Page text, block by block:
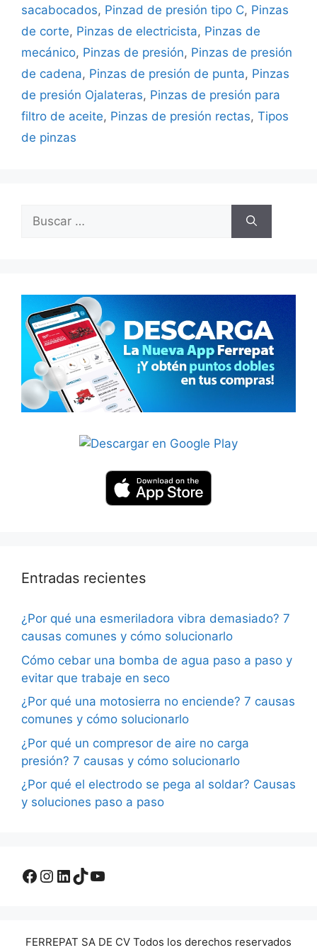
sacabocados, Pinzad de presión tipo C, Pinzas
de corte, Pinzas de electricista, Pinzas de
mecánico, Pinzas de presión, Pinzas de presión
de cadena, Pinzas de presión de punta, Pinzas
de presión Ojalateras, Pinzas de presión para
filtro de aceite, Pinzas de presión rectas, Tipos
de pinzas
Buscar:
Entradas recientes
¿Por qué una esmeriladora vibra demasiado? 7
causas comunes y cómo solucionarlo
Cómo cebar una bomba de agua paso a paso y
evitar que trabaje en seco
¿Por qué una motosierra no enciende? 7 causas
comunes y cómo solucionarlo
¿Por qué un compresor de aire no carga
presión? 7 causas y cómo solucionarlo
¿Por qué el electrodo se pega al soldar? Causas
y soluciones paso a paso
Facebook
Instagram
LinkedIn
TikTok
YouTube
FERREPAT SA DE CV Todos los derechos reservados